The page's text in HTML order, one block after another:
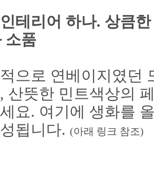
테리어 하나. 상큼
소품
으로 연베이지였던
산뜻한 민트색상의
요. 여기에 생화를
됩니다. (아래 링크 참조)